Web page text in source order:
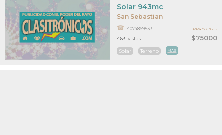
San Sebastian
$75000
Solar 943mc
4074869533
Solar Terreno MAS
463 vistas
PR43763682